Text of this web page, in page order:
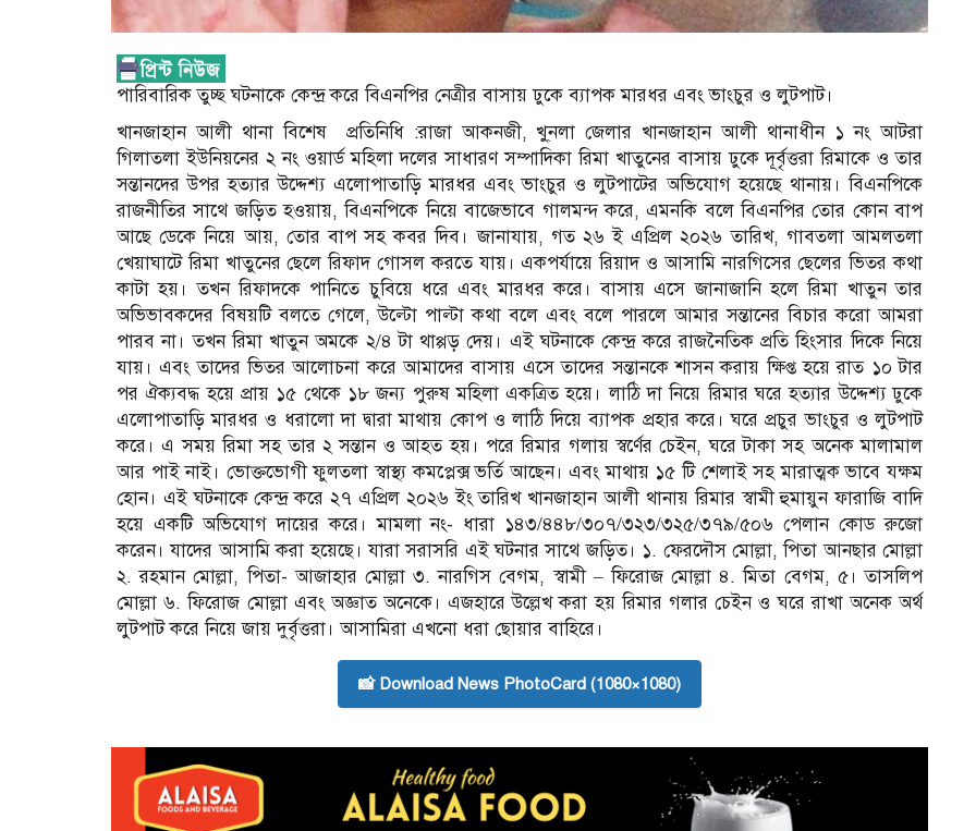
পারিবারিক তুচ্ছ ঘটনাকে কেন্দ্র করে বিএনপির নেত্রীর বাসায় ঢুকে ব্যাপক মারধর এবং ভাংচুর ও লুটপাট।
খানজাহান আলী থানা বিশেষ প্রতিনিধি :রাজা আকনজী, খু্নলা জেলার খানজাহান আলী থানাধীন ১ নং আটরা
গিলাতলা ইউনিয়নের ২ নং ওয়ার্ড মহিলা দলের সাধারণ সম্পাদিকা রিমা খাতুনের বাসায় ঢুকে দূর্বৃত্তরা রিমাকে ও তার
সন্তানদের উপর হত্যার উদ্দেশ্য এলোপাতাড়ি মারধর এবং ভাংচুর ও লুটপাটের অভিযোগ হয়েছে থানায়। বিএনপিকে
রাজনীতির সাথে জড়িত হওয়ায়, বিএনপিকে নিয়ে বাজেভাবে গালমন্দ করে, এমনকি বলে বিএনপির তোর কোন বাপ
আছে ডেকে নিয়ে আয়, তোর বাপ সহ কবর দিব। জানাযায়, গত ২৬ ই এপ্রিল ২০২৬ তারিখ, গাবতলা আমলতলা
খেয়াঘাটে রিমা খাতুনের ছেলে রিফাদ গোসল করতে যায়। একপর্যায়ে রিয়াদ ও আসামি নারগিসের ছেলের ভিতর কথা
কাটা হয়। তখন রিফাদকে পানিতে চুবিয়ে ধরে এবং মারধর করে। বাসায় এসে জানাজানি হলে রিমা খাতুন তার
অভিভাবকদের বিষয়টি বলতে গেলে, উল্টো পাল্টা কথা বলে এবং বলে পারলে আমার সন্তানের বিচার করো আমরা
পারব না। তখন রিমা খাতুন অমকে ২/৪ টা থাপ্পড় দেয়। এই ঘটনাকে কেন্দ্র করে রাজনৈতিক প্রতি হিংসার দিকে নিয়ে
যায়। এবং তাদের ভিতর আলোচনা করে আমাদের বাসায় এসে তাদের সন্তানকে শাসন করায় ক্ষিপ্ত হয়ে রাত ১০ টার
পর ঐক্যবদ্ধ হয়ে প্রায় ১৫ থেকে ১৮ জন্য পুরুষ মহিলা একত্রিত হয়ে। লাঠি দা নিয়ে রিমার ঘরে হত্যার উদ্দেশ্য ঢুকে
এলোপাতাড়ি মারধর ও ধরালো দা দ্বারা মাথায় কোপ ও লাঠি দিয়ে ব্যাপক প্রহার করে। ঘরে প্রচুর ভাংচুর ও লুটপাট
করে। এ সময় রিমা সহ তার ২ সন্তান ও আহত হয়। পরে রিমার গলায় স্বর্ণের চেইন, ঘরে টাকা সহ অনেক মালামাল
আর পাই নাই। ভোক্তভোগী ফুলতলা স্বাস্থ্য কমপ্লেক্স ভর্তি আছেন। এবং মাথায় ১৫ টি শেলাই সহ মারাত্মক ভাবে যক্ষম
হোন। এই ঘটনাকে কেন্দ্র করে ২৭ এপ্রিল ২০২৬ ইং তারিখ খানজাহান আলী থানায় রিমার স্বামী হুমায়ুন ফারাজি বাদি
হয়ে একটি অভিযোগ দায়ের করে। মামলা নং- ধারা ১৪৩/৪৪৮/৩০৭/৩২৩/৩২৫/৩৭৯/৫০৬ পেলান কোড রুজো
করেন। যাদের আসামি করা হয়েছে। যারা সরাসরি এই ঘটনার সাথে জড়িত। ১. ফেরদৌস মোল্লা, পিতা আনছার মোল্লা
২. রহমান মোল্লা, পিতা- আজাহার মোল্লা ৩. নারগিস বেগম, স্বামী – ফিরোজ মোল্লা ৪. মিতা বেগম, ৫। তাসলিপ
মোল্লা ৬. ফিরোজ মোল্লা এবং অজ্ঞাত অনেকে। এজহারে উল্লেখ করা হয় রিমার গলার চেইন ও ঘরে রাখা অনেক অর্থ
লুটপাট করে নিয়ে জায় দুর্বৃত্তরা। আসামিরা এখনো ধরা ছোয়ার বাহিরে।
📸 Download News PhotoCard (1080×1080)